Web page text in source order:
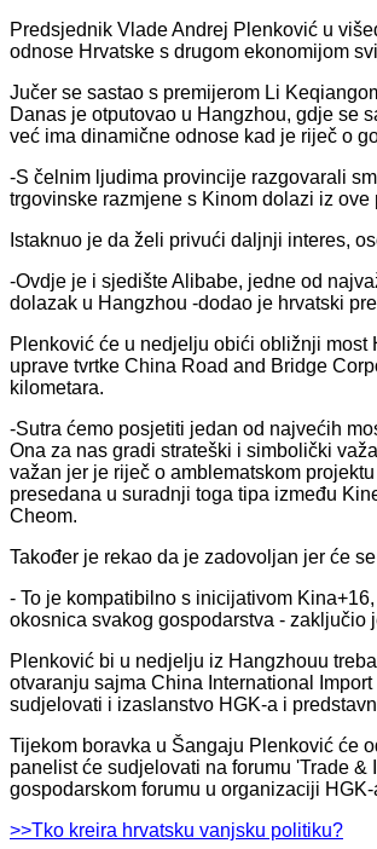
Predsjednik Vlade Andrej Plenković u
odnose Hrvatske s drugom ekonomijom
Jučer se sastao s premijerom Li
Danas je otputovao u Hangzhou, gdje se
već ima dinamične odnose kad je riječ o
-S čelnim ljudima provincije razgovarali
trgovinske razmjene s Kinom dolazi iz
Istaknuo je da želi privući daljnji interes,
-Ovdje je i sjedište Alibabe, jedne od
dolazak u Hangzhou -dodao je hrvatski
Plenković će u nedjelju obići obližnji most
uprave tvrtke China Road and Bridge
kilometara.
-Sutra ćemo posjetiti jedan od najvećih
Ona za nas gradi strateški i simbolički
važan jer je riječ o amblematskom
presedana u suradnji toga tipa između
Cheom.
Također je rekao da je zadovoljan jer će
- To je kompatibilno s inicijativom
okosnica svakog gospodarstva - zaključio
Plenković bi u nedjelju iz Hangzhouu
otvaranju sajma China International
sudjelovati i izaslanstvo HGK-a i
Tijekom boravka u Šangaju Plenković će
panelist će sudjelovati na forumu 'Trade
gospodarskom forumu u organizaciji HGK-
>>Tko kreira hrvatsku vanjsku politiku?